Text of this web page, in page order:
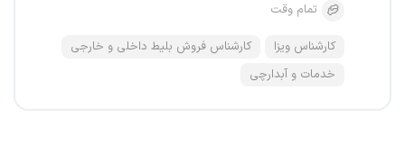
تمام وقت
کارشناس ویزا
کارشناس فروش بلیط داخلی و خارجی
خدمات و آبدارچی